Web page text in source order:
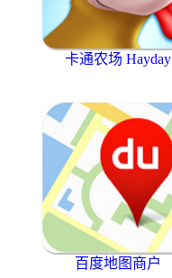
卡通农场 Hayday
百度地图商户